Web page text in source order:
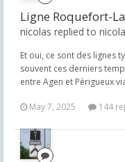
Ligne Roquefort-
nicolas replied to
Et oui, ce sont des lignes
souvent ces derniers
entre Agen et Périgueux
May 7, 2025 144